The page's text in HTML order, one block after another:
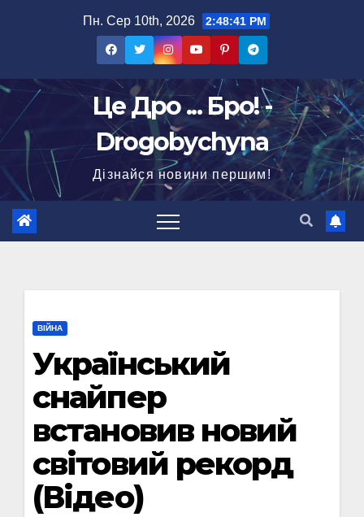
Пн. Сер 10th, 2026 2:48:42 PM
Це Дро ... Бро! -
Drogobychyna
Дізнайся новини першим!
ВІЙНА
Український
снайпер
встановив новий
світовий рекорд
(Відео)